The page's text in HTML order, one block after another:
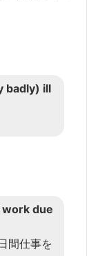
badly) ill
work due
間仕事を